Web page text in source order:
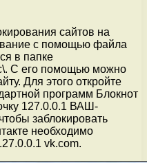
сайтов на
с помощью файла
в папке
С его помощью можно
Для этого откройте
программ Блокнот
127.0.0.1 ВАШ-
заблокировать
необходимо
vk.com.